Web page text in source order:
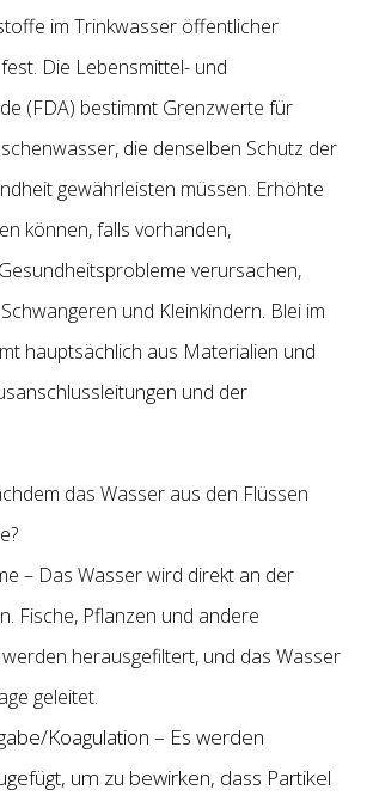
im Trinkwasser öffentlicher
Die Lebensmittel- und
(FDA) bestimmt Grenzwerte für
die denselben Schutz der
gewährleisten müssen. Erhöhte
können, falls vorhanden,
verursachen,
und Kleinkindern. Blei im
hauptsächlich aus Materialien und
und der
das Wasser aus den Flüssen
– Das Wasser wird direkt an der
Fische, Pflanzen und andere
herausgefiltert, und das Wasser
geleitet.
Koagulation – Es werden
um zu bewirken, dass Partikel